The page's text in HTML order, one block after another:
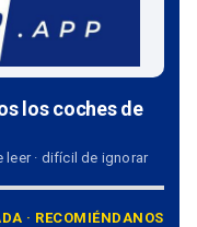
los coches de
· difícil de ignorar
· RECOMIÉNDANOS